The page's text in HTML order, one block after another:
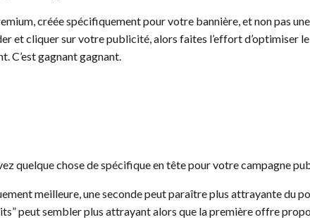
créée spécifiquement pour votre bannière, et non pas
et cliquer sur votre publicité, alors faites l’effort d’optimiser
C’est gagnant gagnant.
quelque chose de spécifique en tête pour votre campagne
meilleure, une seconde peut paraître plus attrayante du
peut sembler plus attrayant alors que la première offre